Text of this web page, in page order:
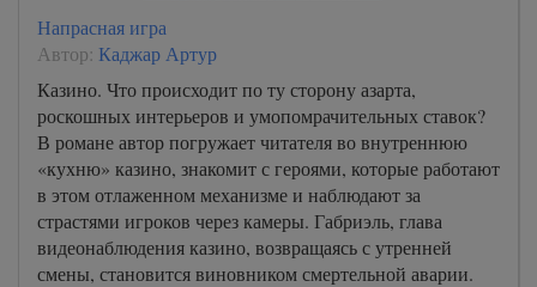
Напрасная игра
Автор: Каджар Артур
Казино. Что происходит по ту сторону азарта,
роскошных интерьеров и умопомрачительных ставок?
В романе автор погружает читателя во внутреннюю
«кухню» казино, знакомит с героями, которые работают
в этом отлаженном механизме и наблюдают за
страстями игроков через камеры. Габриэль, глава
видеонаблюдения казино, возвращаясь с утренней
смены, становится виновником смертельной аварии.